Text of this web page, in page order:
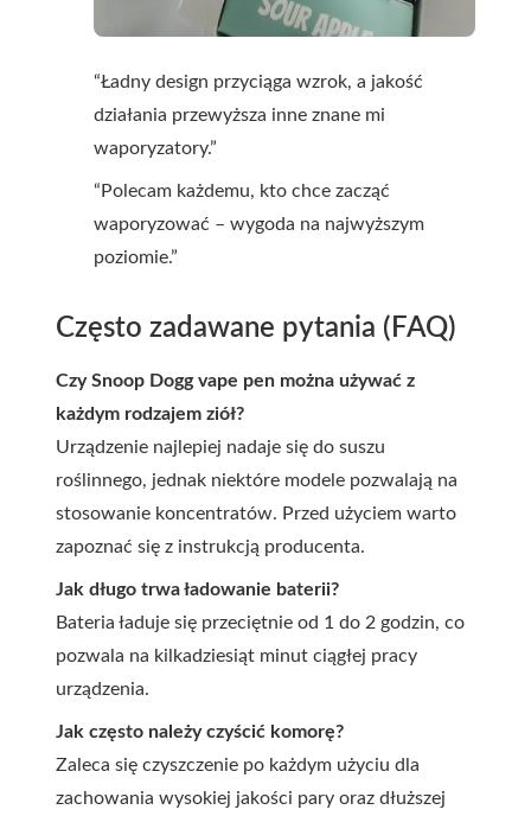
“Ładny design przyciąga wzrok, a jakość
działania przewyższa inne znane mi
waporyzatory.”
“Polecam każdemu, kto chce zacząć
waporyzować – wygoda na najwyższym
poziomie.”
Często zadawane pytania (FAQ)
Czy Snoop Dogg vape pen można używać z
każdym rodzajem ziół?
Urządzenie najlepiej nadaje się do suszu
roślinnego, jednak niektóre modele pozwalają na
stosowanie koncentratów. Przed użyciem warto
zapoznać się z instrukcją producenta.
Jak długo trwa ładowanie baterii?
Bateria ładuje się przeciętnie od 1 do 2 godzin, co
pozwala na kilkadziesiąt minut ciągłej pracy
urządzenia.
Jak często należy czyścić komorę?
Zaleca się czyszczenie po każdym użyciu dla
zachowania wysokiej jakości pary oraz dłuższej